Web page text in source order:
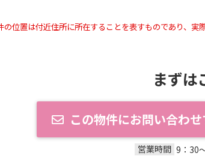
位置は付近住所に所在することを表すものであり、実
まずは
この物件にお問い合わせ
営業時間 9：30